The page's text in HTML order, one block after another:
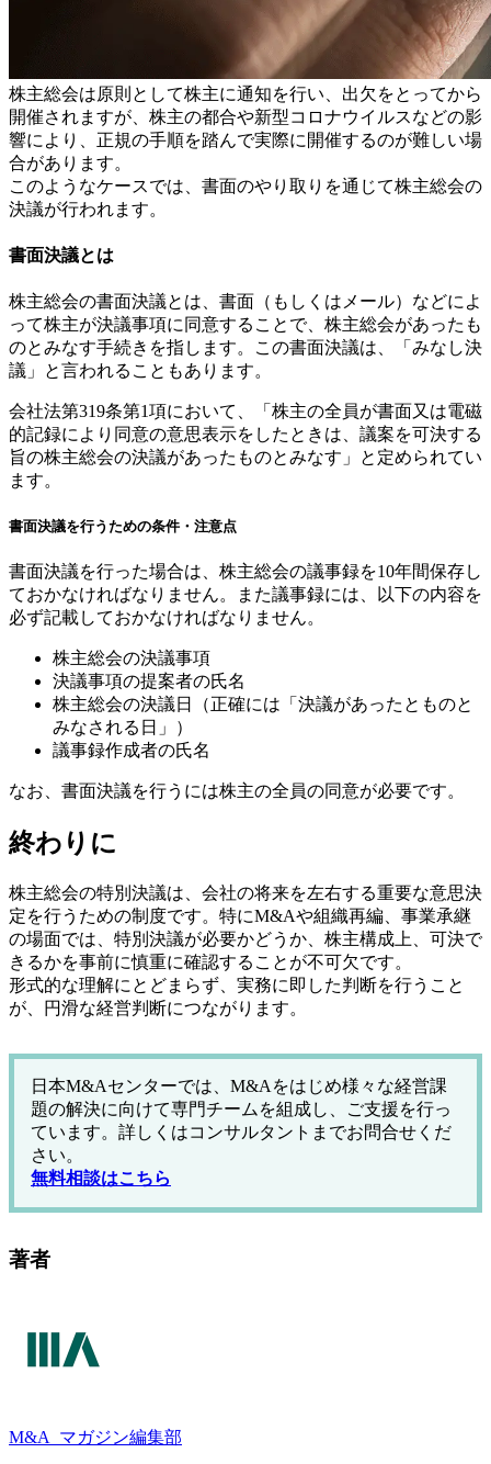
株主総会は原則として株主に通知を行い、出欠をとってから
開催されますが、株主の都合や新型コロナウイルスなどの影
響により、正規の手順を踏んで実際に開催するのが難しい場
合があります。
このようなケースでは、書面のやり取りを通じて株主総会の
決議が行われます。
書面決議とは
株主総会の書面決議とは、書面（もしくはメール）などによ
って株主が決議事項に同意することで、株主総会があったも
のとみなす手続きを指します。この書面決議は、「みなし決
議」と言われることもあります。
会社法第319条第1項において、「株主の全員が書面又は電磁
的記録により同意の意思表示をしたときは、議案を可決する
旨の株主総会の決議があったものとみなす」と定められてい
ます。
書面決議を行うための条件・注意点
書面決議を行った場合は、株主総会の議事録を10年間保存し
ておかなければなりません。また議事録には、以下の内容を
必ず記載しておかなければなりません。
株主総会の決議事項
決議事項の提案者の氏名
株主総会の決議日（正確には「決議があったとものと
みなされる日」）
議事録作成者の氏名
なお、書面決議を行うには株主の全員の同意が必要です。
終わりに
株主総会の特別決議は、会社の将来を左右する重要な意思決
定を行うための制度です。特にM&Aや組織再編、事業承継
の場面では、特別決議が必要かどうか、株主構成上、可決で
きるかを事前に慎重に確認することが不可欠です。
形式的な理解にとどまらず、実務に即した判断を行うこと
が、円滑な経営判断につながります。
日本M&Aセンターでは、M&Aをはじめ様々な経営課
題の解決に向けて専門チームを組成し、ご支援を行っ
ています。詳しくはコンサルタントまでお問合せくだ
さい。
無料相談はこちら
著者
M&A マガジン編集部